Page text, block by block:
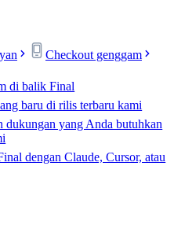
Checkout genggam
di balik Final
baru di rilis terbaru kami
dukungan yang Anda butuhkan
dengan Claude, Cursor, atau